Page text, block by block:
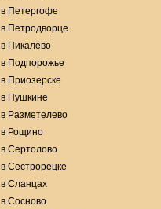
в Петергофе
в Петродворце
в Пикалёво
в Подпорожье
в Приозерске
в Пушкине
в Разметелево
в Рощино
в Сертолово
в Сестрорецке
в Сланцах
в Сосново